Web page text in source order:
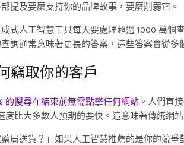
提及要麼支持你的品牌故事，要麼削弱它。
式人工智慧工具每天要處理超過 1000 萬個
詢通常意味著更長的答案，這些答案會從多
竊取你的客戶
的搜尋在結束前無需點擊任何網站 。人們直
比大多數人預期的要快。這意味著傳統網
局送貨？」如果人工智慧推薦的是你的競